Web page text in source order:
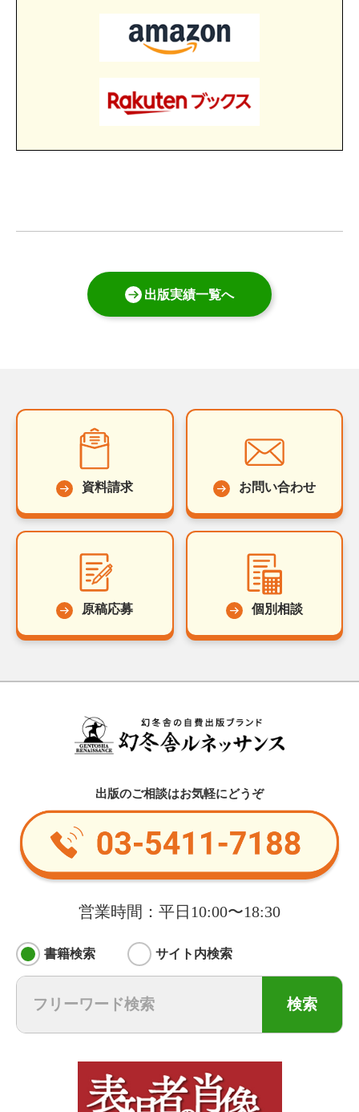
出版実績一覧へ
資料請求 お問い合わせ
原稿応募 個別相談
出版のご相談はお気軽にどうぞ
営業時間：平日10:00〜18:30
書籍検索 サイト内検索
検索